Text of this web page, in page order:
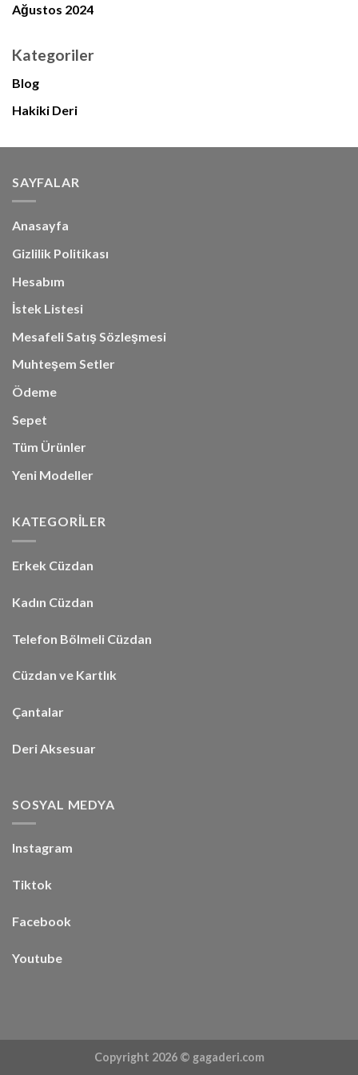
Ağustos 2024
Kategoriler
Blog
Hakiki Deri
SAYFALAR
Anasayfa
Gizlilik Politikası
Hesabım
İstek Listesi
Mesafeli Satış Sözleşmesi
Muhteşem Setler
Ödeme
Sepet
Tüm Ürünler
Yeni Modeller
KATEGORİLER
Erkek Cüzdan
Kadın Cüzdan
Telefon Bölmeli Cüzdan
Cüzdan ve Kartlık
Çantalar
Deri Aksesuar
SOSYAL MEDYA
Instagram
Tiktok
Facebook
Youtube
Copyright 2026 © gagaderi.com